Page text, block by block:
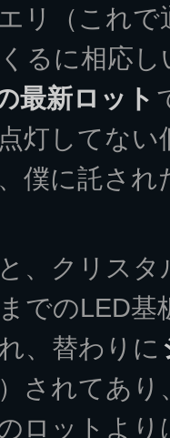
リ（これ
るに相応
最新ロット
灯してな
僕に託さ
、クリス
でのLED基
、替わりに
されてあ
ロットより